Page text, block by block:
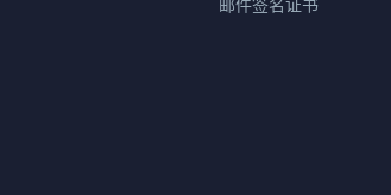
邮件签名证书